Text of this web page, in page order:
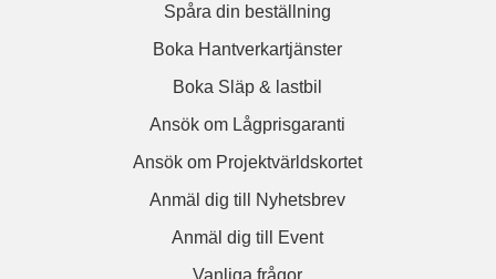
Spåra din beställning
Boka Hantverkartjänster
Boka Släp & lastbil
Ansök om Lågprisgaranti
Ansök om Projektvärldskortet
Anmäl dig till Nyhetsbrev
Anmäl dig till Event
Vanliga frågor